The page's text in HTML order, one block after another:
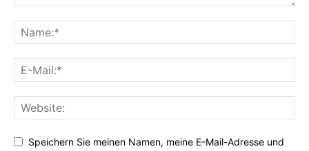
Speichern Sie meinen Namen, meine E-Mail-Adresse und